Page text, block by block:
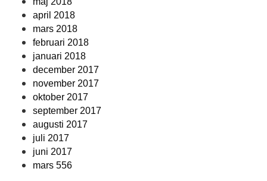
april 2018
mars 2018
februari 2018
januari 2018
december 2017
november 2017
oktober 2017
september 2017
augusti 2017
juli 2017
juni 2017
mars 556